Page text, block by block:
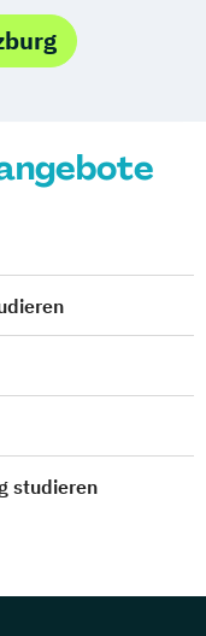
studieren